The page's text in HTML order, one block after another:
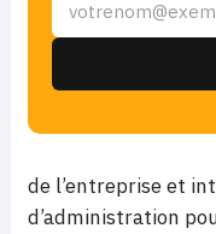
de l’entreprise et
d’administration